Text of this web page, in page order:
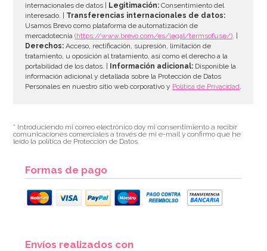
AÑADIR
internacionales de datos |
Legitimación: Consentimiento del
interesado. | Transferencias internacionales de datos:
Usamos Brevo como plataforma de automatización de
mercadotecnia(https://www.brevo.com/es/legal/termsofuse/). |
Derechos: Acceso, rectificación, supresión, limitación de
tratamiento, u oposición al tratamiento, así como el derecho a la
portabilidad de los datos. |
Información adicional: Disponible la
información adicional y detallada sobre la Protección de Datos
Personales en nuestro sitio web corporativo y Política de Privacidad.
* Introduciendo mi correo electrónico doy mi consentimiento a recibir
comunicaciones comerciales a través de mi e-mail y confirmo que he
leído la política de Protección de Datos.
Formas de pago
Envíos realizados con